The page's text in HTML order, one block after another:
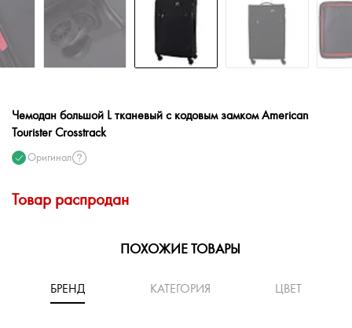
Чемодан большой L тканевый с кодовым замком American
Tourister Crosstrack
Оригинал
Товар распродан
ПОХОЖИЕ ТОВАРЫ
БРЕНД КАТЕГОРИЯ ЦВЕТ